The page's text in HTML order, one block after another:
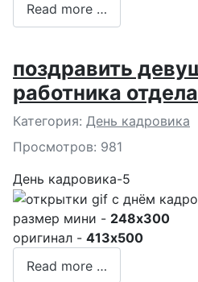
Read more …
поздравить
работника
Подробности
Категория: День кадровика
Просмотров: 981
День кадровика-5
размер мини - 248x300
оригинал - 413x500
Read more …